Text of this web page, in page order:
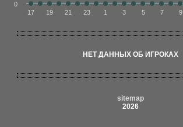
17 19 21 23 1 3 5 7 9
0
НЕТ ДАННЫХ ОБ ИГРОКАХ
sitemap
2026